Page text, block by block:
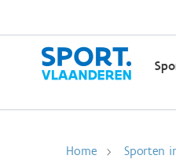
Home Sporten